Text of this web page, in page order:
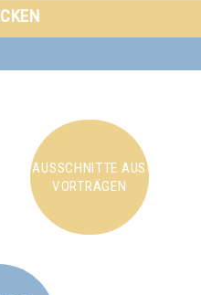
AUSSCHNITTE AUS
VORTRÄGEN